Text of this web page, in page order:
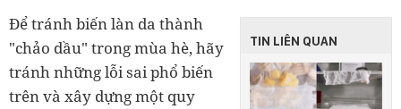
TIN LIÊN QUAN
Để tránh biến làn da thành
"chảo dầu" trong mùa hè, hãy
tránh những lỗi sai phổ biến
trên và xây dựng một quy